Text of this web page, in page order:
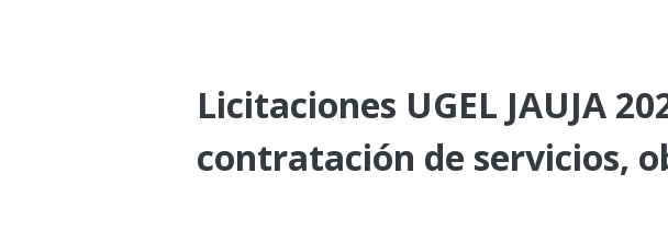
Licitaciones UGEL JAUJA
contratación de servicios,